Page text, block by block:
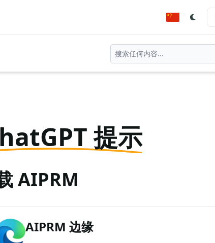
提示
AIPRM
AIPRM 边缘